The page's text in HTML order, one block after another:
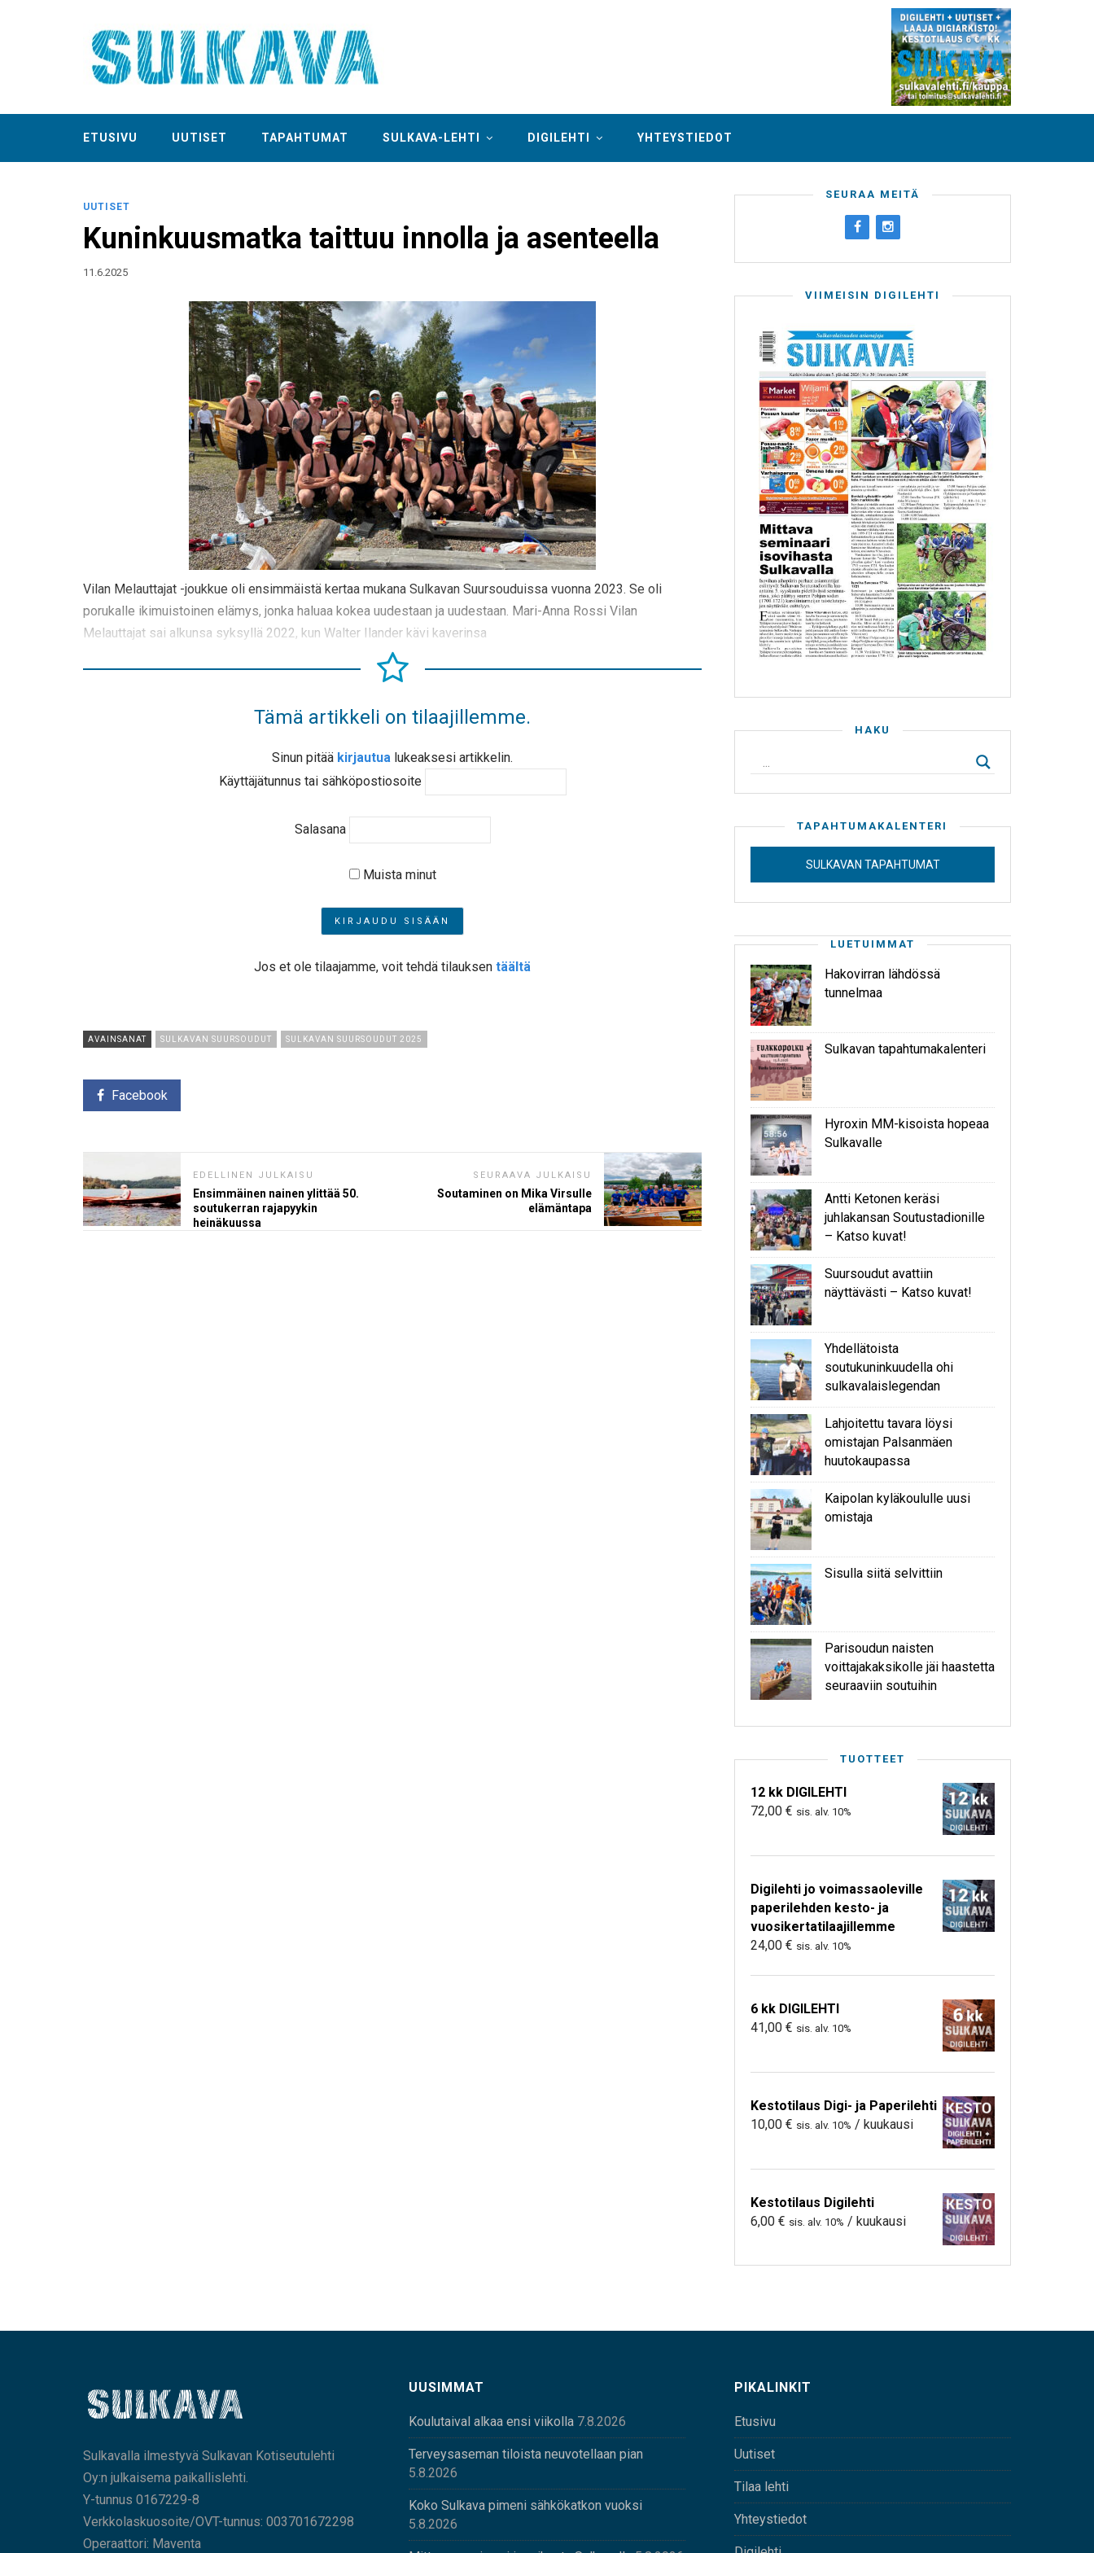
ETUSIVU UUTISET TAPAHTUMAT SULKAVA-LEHTI DIGILEHTI YHTEYSTIEDOT
UUTISET
Kuninkuusmatka taittuu innolla ja asenteella
11.6.2025
Vilan Melauttajat -joukkue oli ensimmäistä kertaa mukana Sulkavan Suursouduissa vuonna 2023. Se oli
porukalle ikimuistoinen elämys, jonka haluaa kokea uudestaan ja uudestaan. Mari-Anna Rossi Vilan
Melauttajat sai alkunsa syksyllä 2022, kun Walter Ilander kävi kaverinsa
Tämä artikkeli on tilaajillemme.
Sinun pitää kirjautua lukeaksesi artikkelin.
Käyttäjätunnus tai sähköpostiosoite
Salasana
Muista minut
Jos et ole tilaajamme, voit tehdä tilauksen täältä
AVAINSANAT SULKAVAN SUURSOUDUT SULKAVAN SUURSOUDUT 2025
Facebook
EDELLINEN JULKAISU
Ensimmäinen nainen ylittää 50.
soutukerran rajapyykin
heinäkuussa
SEURAAVA JULKAISU
Soutaminen on Mika Virsulle
elämäntapa
SEURAA MEITÄ
VIIMEISIN DIGILEHTI
HAKU
TAPAHTUMAKALENTERI
SULKAVAN TAPAHTUMAT
LUETUIMMAT
Hakovirran lähdössä
tunnelmaa
Sulkavan tapahtumakalenteri
Hyroxin MM-kisoista hopeaa
Sulkavalle
Antti Ketonen keräsi
juhlakansan Soutustadionille
– Katso kuvat!
Suursoudut avattiin
näyttävästi – Katso kuvat!
Yhdellätoista
soutukuninkuudella ohi
sulkavalaislegendan
Lahjoitettu tavara löysi
omistajan Palsanmäen
huutokaupassa
Kaipolan kyläkoululle uusi
omistaja
Sisulla siitä selvittiin
Parisoudun naisten
voittajakaksikolle jäi haastetta
seuraaviin soutuihin
TUOTTEET
12 kk DIGILEHTI
72,00 € sis. alv. 10%
Digilehti jo voimassaoleville
paperilehden kesto- ja
vuosikertatilaajillemme
24,00 € sis. alv. 10%
6 kk DIGILEHTI
41,00 € sis. alv. 10%
Kestotilaus Digi- ja Paperilehti
10,00 € sis. alv. 10% / kuukausi
Kestotilaus Digilehti
6,00 € sis. alv. 10% / kuukausi
Sulkavalla ilmestyvä Sulkavan Kotiseutulehti
Oy:n julkaisema paikallislehti.
Y-tunnus 0167229-8
Verkkolaskuosoite/OVT-tunnus: 003701672298
Operaattori: Maventa
UUSIMMAT
Koulutaival alkaa ensi viikolla 7.8.2026
Terveysaseman tiloista neuvotellaan pian
5.8.2026
Koko Sulkava pimeni sähkökatkon vuoksi
5.8.2026
PIKALINKIT
Etusivu
Uutiset
Tilaa lehti
Yhteystiedot